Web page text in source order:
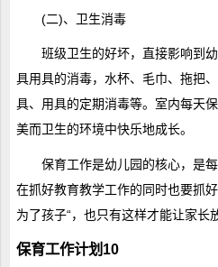
(二)、卫生消毒
班级卫生的好坏，直接影响到
具用具的消毒，水杯、毛巾、拖把
具、用具的定期消毒等。室内每天
美而卫生的环境中快乐地成长。
保育工作是幼儿园的核心，是
在抓好教育教学工作的同时也要抓
为了孩子“，也只有这样才能让家长
保育工作计划10